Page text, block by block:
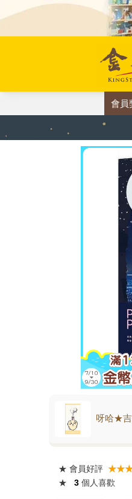
會員
呀哈★吉
★ 會員好評
★
3 個人喜歡